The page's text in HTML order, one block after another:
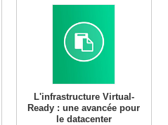
L'infrastructure Virtual-
Ready : une avancée pour
le datacenter